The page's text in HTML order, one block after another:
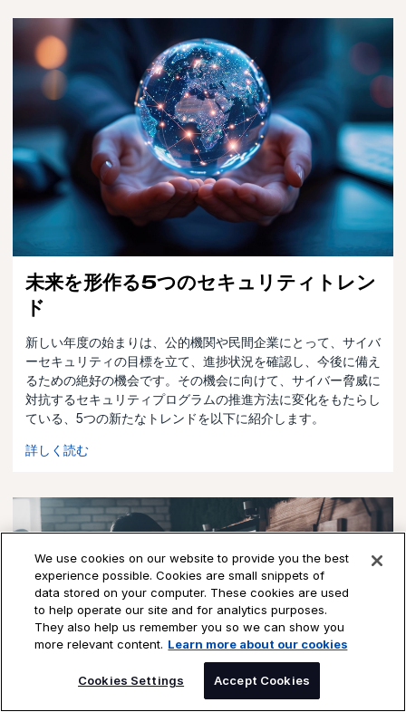
未来を形作る5つのセキュリティトレン
ド
新しい年度の始まりは、公的機関や民間企業にとって、サイバ
ーセキュリティの目標を立て、進捗状況を確認し、今後に備え
るための絶好の機会です。その機会に向けて、サイバー脅威に
対抗するセキュリティプログラムの推進方法に変化をもたらし
ている、5つの新たなトレンドを以下に紹介します。
詳しく読む
We use cookies on our website to provide you the best
experience possible. Cookies are small snippets of
data stored on your computer. These cookies are used
to help operate our site and for analytics purposes.
They also help us remember you so we can show you
more relevant content. Learn more about our cookies
Cookies Settings Accept Cookies